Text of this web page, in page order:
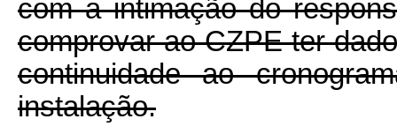
com a intimação do
comprovar ao CZPE ter
continuidade ao
instalação.